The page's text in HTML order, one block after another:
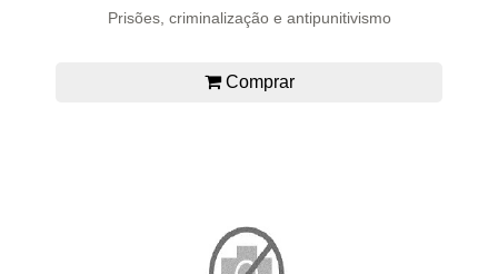
Prisões, criminalização e antipunitivismo
Comprar